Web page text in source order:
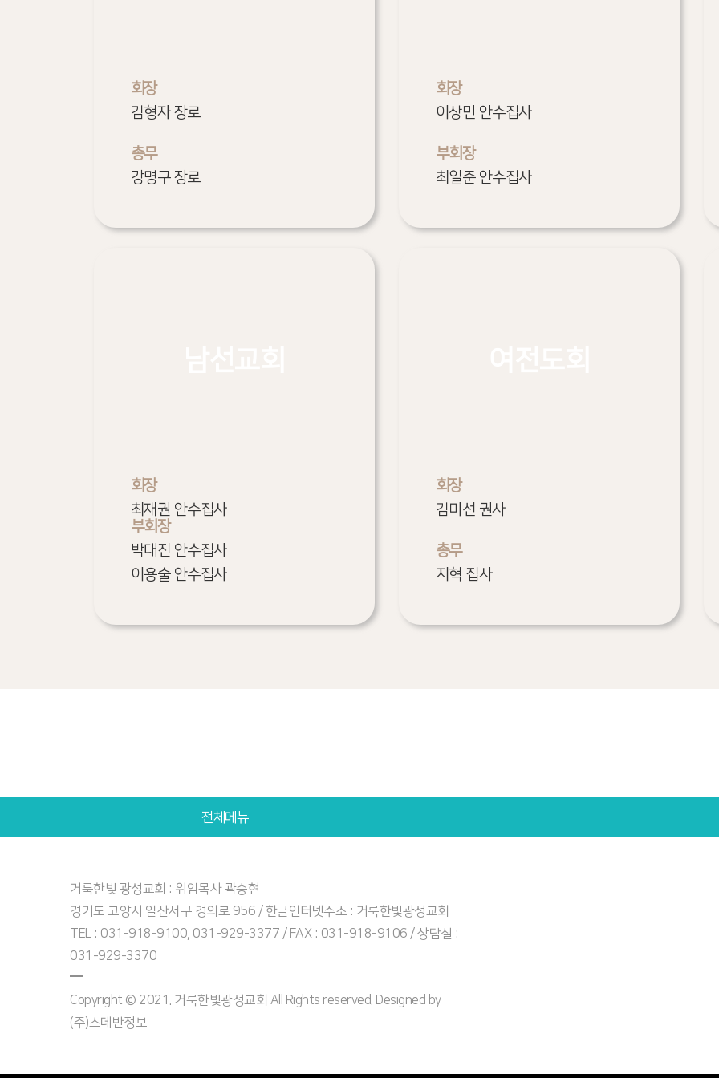
회장
김형자 장로
총무
강명구 장로
회장
이상민 안수집사
부회장
최일준 안수집사
회장
최재권 안수집사
부회장
박대진 안수집사
이용술 안수집사
회장
김미선 권사
총무
지혁 집사
전체메뉴
거룩한빛 광성교회 : 위임목사 곽승현
경기도 고양시 일산서구 경의로 956 / 한글인터넷주소 : 거룩한빛광성교회
TEL : 031-918-9100, 031-929-3377 / FAX : 031-918-9106 / 상담실 :
031-929-3370
Copyright © 2021. 거룩한빛광성교회 All Rights reserved. Designed by
(주)스데반정보